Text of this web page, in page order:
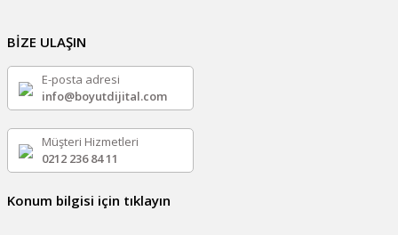
BİZE ULAŞIN
E-posta adresi
info@boyutdijital.com
Müşteri Hizmetleri
0212 236 84 11
Konum bilgisi için tıklayın